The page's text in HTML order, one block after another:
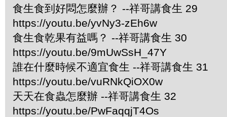
食生食到好悶怎麼辦？ --祥哥講食生 29
https://youtu.be/yvNy3-zEh6w
食生食乾果有益嗎？ --祥哥講食生 30
https://youtu.be/9mUwSsH_47Y
誰在什麼時候不適宜食生 --祥哥講食生 31
https://youtu.be/vuRNkQiOX0w
天天在食蟲怎麼辦 --祥哥講食生 32
https://youtu.be/PwFaqqjT4Os